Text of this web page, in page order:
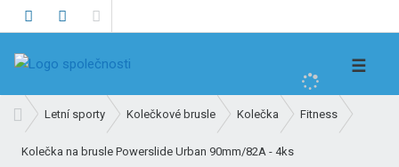
h
e
☰
v
o
Letní sporty Kolečkové brusle Kolečka Fitness
Kolečka na brusle Powerslide Urban 90mm/82A - 4ks